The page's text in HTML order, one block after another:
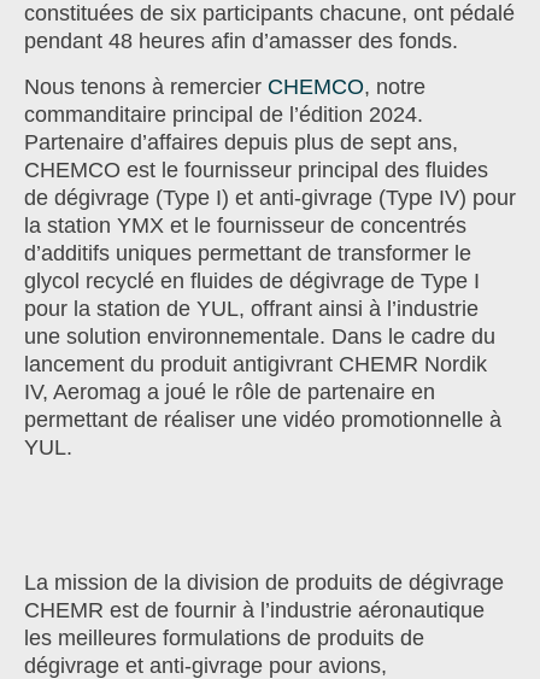
constituées de six participants chacune, ont pédalé
pendant 48 heures afin d’amasser des fonds.
Nous tenons à remercier CHEMCO, notre
commanditaire principal de l’édition 2024.
Partenaire d’affaires depuis plus de sept ans,
CHEMCO est le fournisseur principal des fluides
de dégivrage (Type I) et anti-givrage (Type IV) pour
la station YMX et le fournisseur de concentrés
d’additifs uniques permettant de transformer le
glycol recyclé en fluides de dégivrage de Type I
pour la station de YUL, offrant ainsi à l’industrie
une solution environnementale. Dans le cadre du
lancement du produit antigivrant CHEMR Nordik
IV, Aeromag a joué le rôle de partenaire en
permettant de réaliser une vidéo promotionnelle à
YUL.
La mission de la division de produits de dégivrage
CHEMR est de fournir à l’industrie aéronautique
les meilleures formulations de produits de
dégivrage et anti-givrage pour avions,